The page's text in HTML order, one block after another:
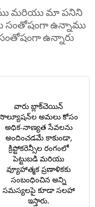
మరియు మా పనిని
సంతోషంగా ఉన్నాము
ఉన్నారు
వారు బ్లాక్‌చెయిన్
అమలు కోసం
అధిక-నాణ్యత సేవలను
అందించడమే కాకుండా,
క్రిప్టోకరెన్సీల రంగంలో
పెట్టుబడి మరియు
వ్యూహాత్మక ప్రణాళికకు
సంబంధించిన అన్ని
సమస్యలపై కూడా సలహా
ఇస్తారు.